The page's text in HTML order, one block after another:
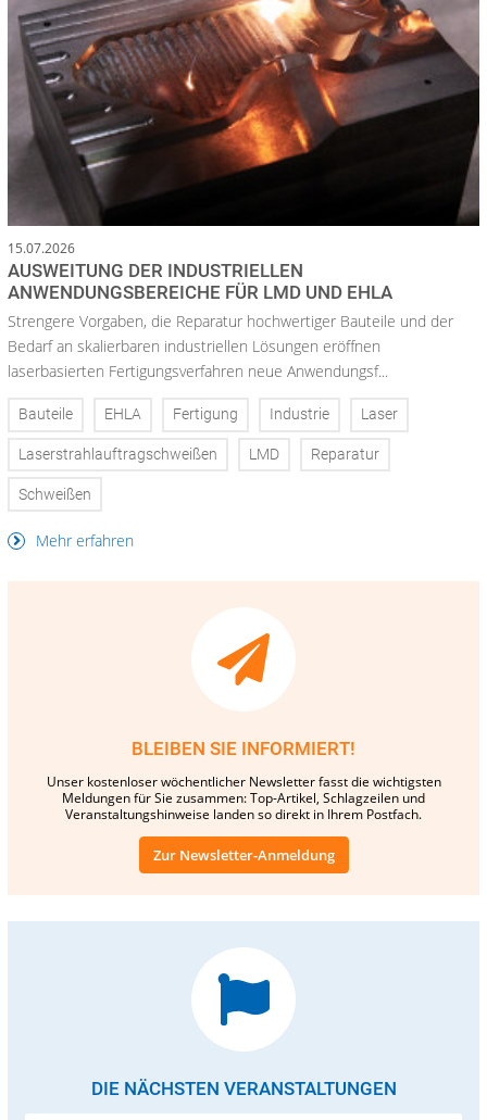
15.07.2026
AUSWEITUNG DER INDUSTRIELLEN
ANWENDUNGSBEREICHE FÜR LMD UND EHLA
Strengere Vorgaben, die Reparatur hochwertiger Bauteile und der
Bedarf an skalierbaren industriellen Lösungen eröffnen
laserbasierten Fertigungsverfahren neue Anwendungsf...
Bauteile EHLA Fertigung Industrie Laser
Laserstrahlauftragschweißen LMD Reparatur
Schweißen
Mehr erfahren
BLEIBEN SIE INFORMIERT!
Unser kostenloser wöchentlicher Newsletter fasst die wichtigsten
Meldungen für Sie zusammen: Top-Artikel, Schlagzeilen und
Veranstaltungshinweise landen so direkt in Ihrem Postfach.
Zur Newsletter-Anmeldung
DIE NÄCHSTEN VERANSTALTUNGEN